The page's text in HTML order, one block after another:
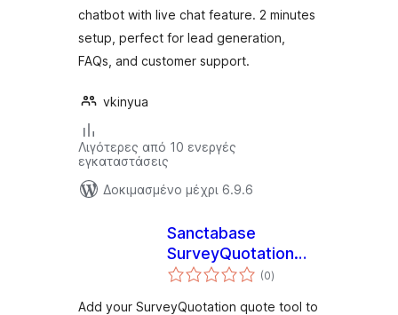
chatbot with live chat feature. 2 minutes
setup, perfect for lead generation,
FAQs, and customer support.
vkinyua
Λιγότερες από 10 ενεργές
εγκαταστάσεις
Δοκιμασμένο μέχρι 6.9.6
Sanctabase
SurveyQuotation
Connector
(0αξιολογήσεις
σύνολο
)
Add your SurveyQuotation quote tool to